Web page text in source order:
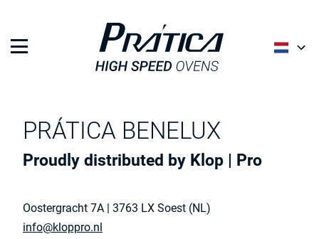
PRÁTICA BENELUX
Proudly distributed by Klop | Pro
Oostergracht 7A | 3763 LX Soest (NL)
info@kloppro.nl